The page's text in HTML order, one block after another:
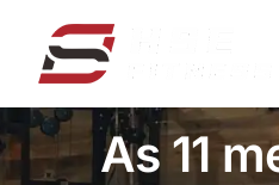
conteúdo
As 11